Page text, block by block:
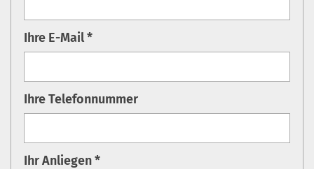
Ihre E-Mail *
Ihre Telefonnummer
Ihr Anliegen *